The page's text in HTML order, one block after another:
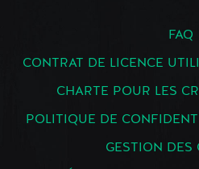
FAQ
CONTRAT DE LICENCE
CHARTE POUR LES
POLITIQUE DE
GESTION DES